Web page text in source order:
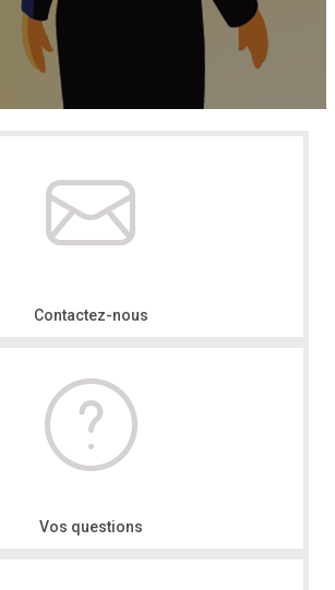
Contactez-nous
Vos questions